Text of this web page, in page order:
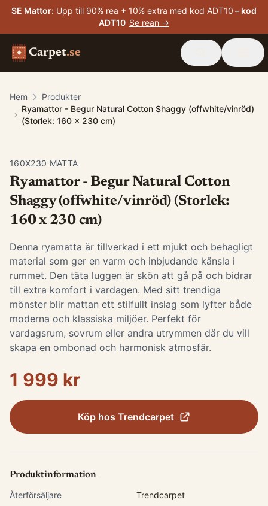
SE Mattor: Upp till 90% rea + 10% extra med kod ADT10 – kod
ADT10 Se rean →
Carpet.se
Hem
Produkter
Ryamattor - Begur Natural Cotton Shaggy (offwhite/vinröd)
(Storlek: 160 x 230 cm)
160X230 MATTA
Ryamattor - Begur Natural Cotton
Shaggy (offwhite/vinröd) (Storlek:
160 x 230 cm)
Denna ryamatta är tillverkad i ett mjukt och behagligt
material som ger en varm och inbjudande känsla i
rummet. Den täta luggen är skön att gå på och bidrar
till extra komfort i vardagen. Med sitt trendiga
mönster blir mattan ett stilfullt inslag som lyfter både
moderna och klassiska miljöer. Perfekt för
vardagsrum, sovrum eller andra utrymmen där du vill
skapa en ombonad och harmonisk atmosfär.
1 999 kr
Köp hos Trendcarpet
Produktinformation
Återförsäljare
Trendcarpet